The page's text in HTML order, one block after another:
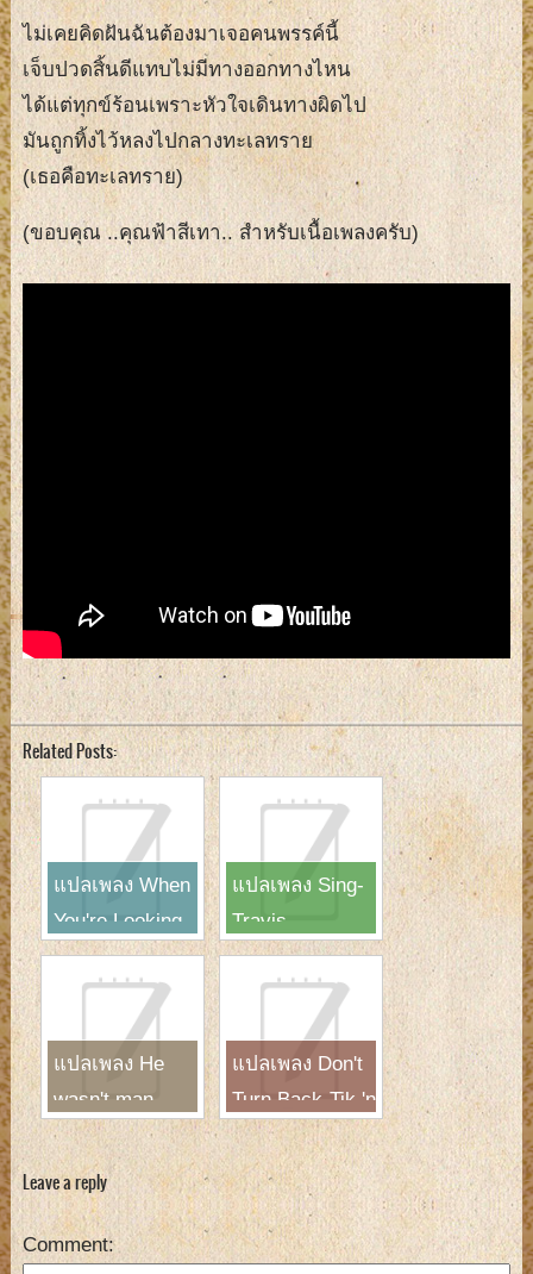
ไม่เคยคิดฝันฉันต้องมาเจอคนพรรค์นี้
เจ็บปวดสิ้นดีแทบไม่มีทางออกทางไหน
ได้แต่ทุกข์ร้อนเพราะหัวใจเดินทางผิดไป
มันถูกทิ้งไว้หลงไปกลางทะเลทราย
(เธอคือทะเลทราย)
(ขอบคุณ ..คุณฟ้าสีเทา.. สำหรับเนื้อเพลงครับ)
Related Posts:
แปลเพลง When
You're Looking
Like That-
Westlife
แปลเพลง Sing-
Travis
แปลเพลง He
wasn't man
enough-Toni
Braxton
แปลเพลง Don't
Turn Back-Tik 'n
Tak
Leave a reply
Comment